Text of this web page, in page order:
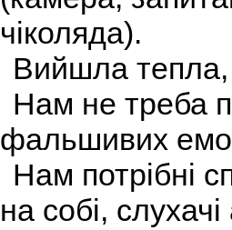
чіколяда).
Вийшла тепла,
Нам не треба
фальшивих
Нам потрібні
на собі, слухачі